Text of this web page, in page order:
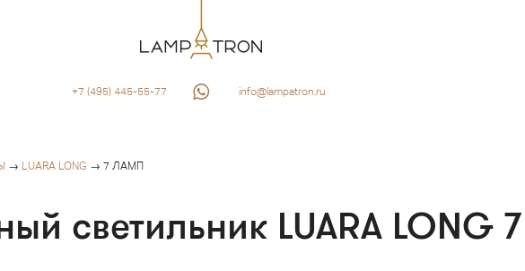
+7 (495) 445-55-77 info@lampatron.ru
→ LUARA LONG → 7 ЛАМП
светильник LUARA LONG